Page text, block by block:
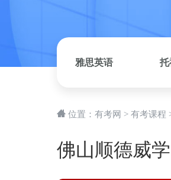
雅思英语 托
位置： 有考网 > 有考课程
佛山顺德威